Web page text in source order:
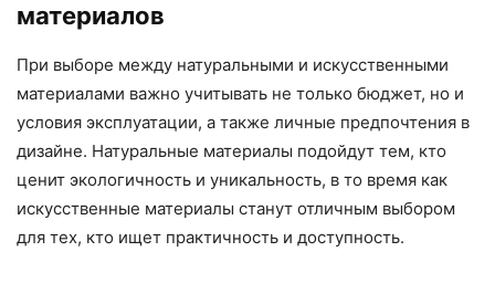
материалов
При выборе между натуральными и искусственными
материалами важно учитывать не только бюджет, но и
условия эксплуатации, а также личные предпочтения в
дизайне. Натуральные материалы подойдут тем, кто
ценит экологичность и уникальность, в то время как
искусственные материалы станут отличным выбором
для тех, кто ищет практичность и доступность.